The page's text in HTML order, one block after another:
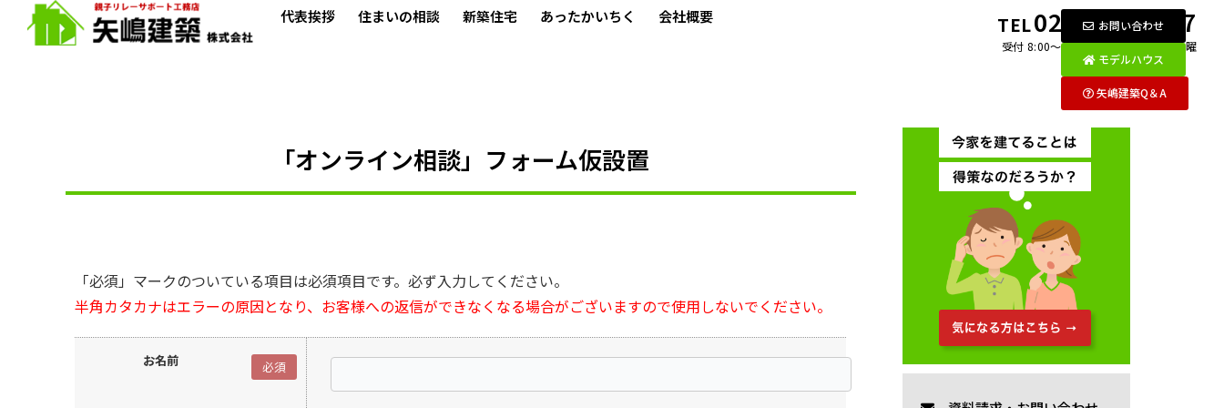
代表挨拶 住まいの相談 新築住宅 あったかいちく 会社概要 TEL0269-26-2097
受付 8:00〜18:00 月〜金 / 第1・3土曜
「オンライン相談」フォーム仮設置
「必須」マークのついている項目は必須項目です。必ず入力してください。
半角カタカナはエラーの原因となり、お客様への返信ができなくなる場合がございますので使用しないでください。
お名前 必須
お問い合わせ
モデルハウス
矢嶋建築Q＆A